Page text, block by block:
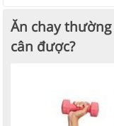
Ăn chay
cân được?